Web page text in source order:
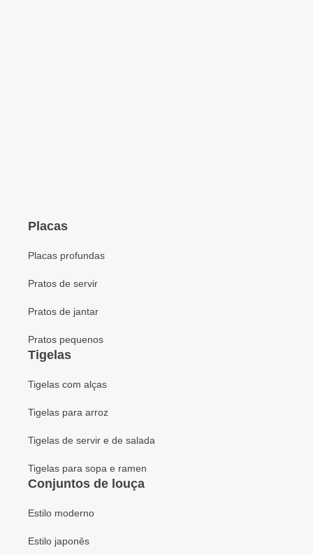
Placas
Placas profundas
Pratos de servir
Pratos de jantar
Pratos pequenos
Tigelas
Tigelas com alças
Tigelas para arroz
Tigelas de servir e de salada
Tigelas para sopa e ramen
Conjuntos de louça
Estilo moderno
Estilo japonês